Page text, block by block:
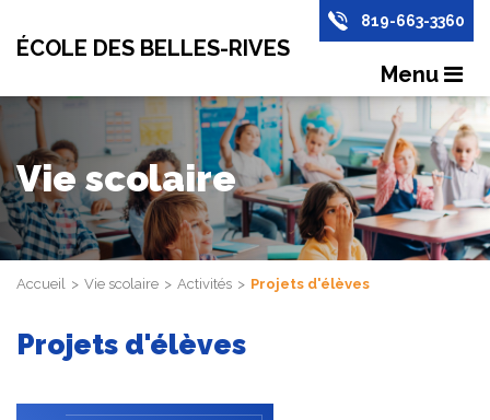
ÉCOLE DES BELLES-RIVES
819-663-3360
Menu
Vie scolaire
Accueil Vie scolaire Activités Projets d'élèves
Projets d'élèves